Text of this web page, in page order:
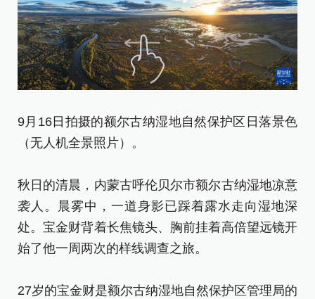
9月16日拍摄的额尔古纳湿地自然保护区日落景色
（无人机全景照片）。
秋日的清晨，内蒙古呼伦贝尔市额尔古纳湿地凉意
袭人。晨雾中，一道身影已踩着露水走向湿地深
处。宝金财背着长焦镜头、胸前挂着高倍望远镜开
始了他一周两次的样线调查之旅。
27岁的宝金财是额尔古纳湿地自然保护区管理局的